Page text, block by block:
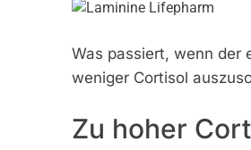
Was passiert, wenn der
weniger Cortisol
Zu hoher